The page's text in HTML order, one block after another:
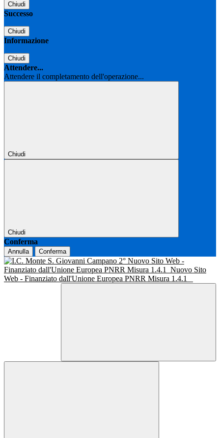
Chiudi
Successo
Chiudi
Informazione
Chiudi
Attendere...
Attendere il completamento dell'operazione...
Chiudi
Chiudi
Conferma
Annulla Conferma
Nuovo Sito Web -
Finanziato dall'Unione Europea PNRR Misura 1.4.1
Nuovo Sito
Web - Finanziato dall'Unione Europea PNRR Misura 1.4.1